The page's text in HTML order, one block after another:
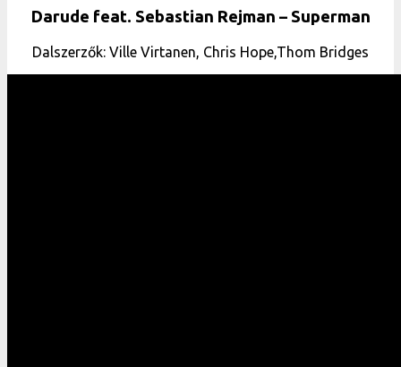
Darude feat. Sebastian Rejman – Superman
Dalszerzők: Ville Virtanen, Chris Hope,Thom Bridges